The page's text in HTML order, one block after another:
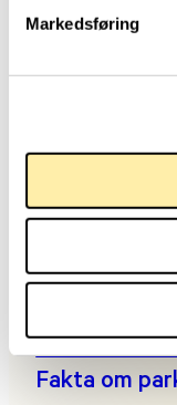
Markedsføring
Telefon: +47 22
Man kl. 10:30-
Fakta om